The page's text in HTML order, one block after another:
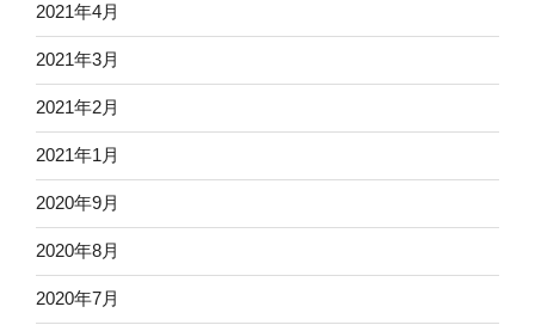
2021年4月
2021年3月
2021年2月
2021年1月
2020年9月
2020年8月
2020年7月